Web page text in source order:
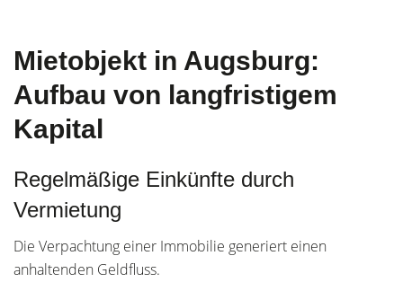
Mietobjekt in Augsburg:
Aufbau von langfristigem
Kapital
Regelmäßige Einkünfte durch
Vermietung
Die Verpachtung einer Immobilie generiert einen
anhaltenden Geldfluss.